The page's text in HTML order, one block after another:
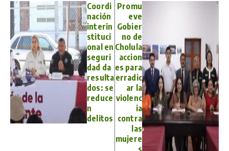
Coordi
nación
interin
stituci
onal en
seguri
dad da
resulta
dos: se
reduce
n
delitos
Promu
eve
Gobier
no de
Cholula
accion
es para
erradic
ar la
violenc
ia
contra
las
mujere
s